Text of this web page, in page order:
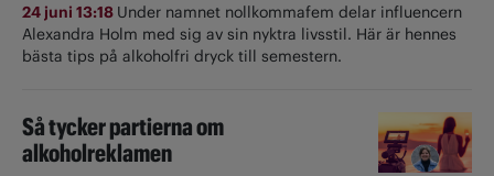
24 juni 13:18 Under namnet nollkommafem delar influencern
Alexandra Holm med sig av sin nyktra livsstil. Här är hennes
bästa tips på alkoholfri dryck till semestern.
Så tycker partierna om
alkoholreklamen